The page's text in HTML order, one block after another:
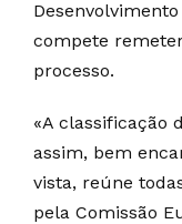
compete
processo.
«A classificação
assim, bem
vista, reúne
pela Comissão